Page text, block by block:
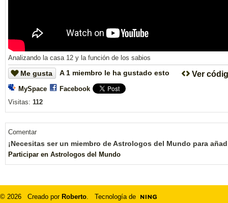
Analizando la casa 12 y la función de los sabios
Me gusta A 1 miembro le ha gustado esto
MySpace
Facebook
Visitas: 112
Ver
Comentar
¡Necesitas ser un miembro de Astrologos del Mundo para
Participar en Astrologos del Mundo
© 2026 Creado por Roberto . Tecnología de